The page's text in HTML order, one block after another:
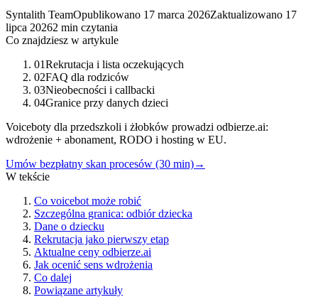
Syntalith TeamOpublikowano 17 marca 2026Zaktualizowano 17
lipca 20262 min czytania
Co znajdziesz w artykule
01Rekrutacja i lista oczekujących
02FAQ dla rodziców
03Nieobecności i callbacki
04Granice przy danych dzieci
Voiceboty dla przedszkoli i żłobków prowadzi odbierze.ai:
wdrożenie + abonament, RODO i hosting w EU.
Umów bezpłatny skan procesów (30 min)→
W tekście
Co voicebot może robić
Szczególna granica: odbiór dziecka
Dane o dziecku
Rekrutacja jako pierwszy etap
Aktualne ceny odbierze.ai
Jak ocenić sens wdrożenia
Co dalej
Powiązane artykuły